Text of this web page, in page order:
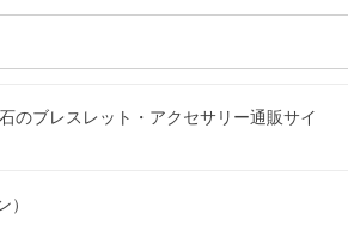
のブレスレット・アクセサリー通販サイ